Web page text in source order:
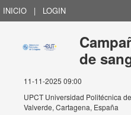
INICIO | LOGIN
de
11-11-2025 09:00
UPCT Universidad Politécnica
Valverde, Cartagena, España